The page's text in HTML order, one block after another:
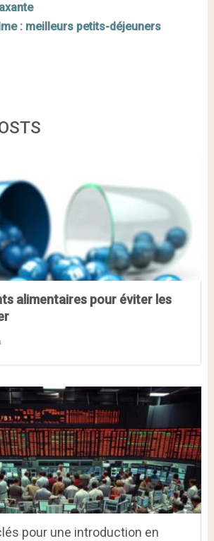
: meilleurs petits-déjeuners
alimentaires pour éviter les
pour une introduction en